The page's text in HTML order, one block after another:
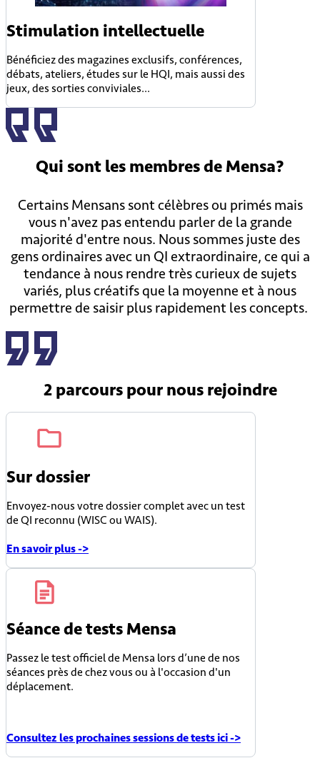
Stimulation intellectuelle
Bénéficiez des magazines exclusifs, conférences,
débats, ateliers, études sur le HQI, mais aussi des
jeux, des sorties conviviales...
Qui sont les membresde Mensa?
Certains Mensans sont célèbres ou primés mais
vous n'avez pas entendu parler de la grande
majorité d'entre nous. Nous sommes juste des
gens ordinaires avec un QI extraordinaire, ce qui a
tendance à nous rendre très curieux de sujets
variés, plus créatifs que la moyenne et à nous
permettre de saisir plus rapidement les concepts.
2 parcourspour nous rejoindre
Sur dossier
Envoyez-nous votre dossier complet avec un test
de QI reconnu (WISC ou WAIS).
En savoir plus ->
Séance de tests Mensa
Passez le test officiel de Mensa lors d’une de nos
séances près de chez vous ou à l'occasion d'un
déplacement.
Consultez les prochaines sessions de tests ici ->